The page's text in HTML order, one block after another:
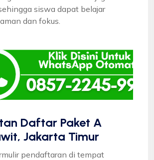
siswa dapat belajar
dan fokus.
Daftar Paket A
Jakarta Timur
pendaftaran di tempat